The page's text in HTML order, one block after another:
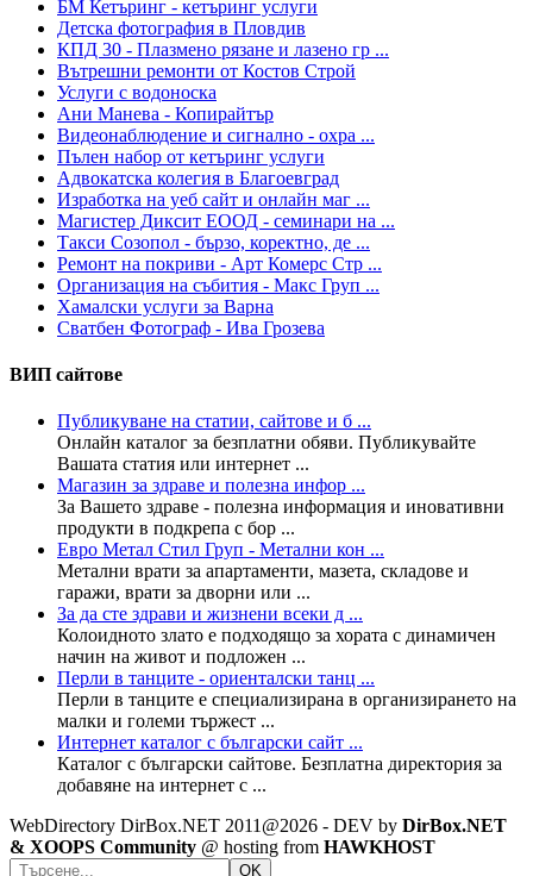
БМ Кетъринг - кетъринг услуги
Детска фотография в Пловдив
КПД 30 - Плазмено рязане и лазено гр ...
Вътрешни ремонти от Костов Строй
Услуги с водоноска
Ани Манева - Копирайтър
Видеонаблюдение и сигнално - охра ...
Пълен набор от кетъринг услуги
Адвокатска колегия в Благоевград
Изработка на уеб сайт и онлайн маг ...
Магистер Диксит ЕООД - семинари на ...
Такси Созопол - бързо, коректно, де ...
Ремонт на покриви - Арт Комерс Стр ...
Oрганизация на събития - Макс Груп ...
Хамалски услуги за Варна
Сватбен Фотограф - Ива Грозева
ВИП сайтове
Публикуване на статии, сайтове и б ...
Онлайн каталог за безплатни обяви. Публикувайте
Вашата статия или интернет ...
Магазин за здраве и полезна инфор ...
За Вашето здраве - полезна информация и иновативни
продукти в подкрепа с бор ...
Евро Метал Стил Груп - Метални кон ...
Метални врати за апартаменти, мазета, складове и
гаражи, врати за дворни или ...
За да сте здрави и жизнени всеки д ...
Колoидното злато е подходящо за хората с динамичен
начин на живот и подложен ...
Перли в танците - ориенталски танц ...
Перли в танците е специализирана в организирането на
малки и големи тържест ...
Интернет каталог с български сайт ...
Каталог с български сайтове. Безплатна директория за
добавяне на интернет с ...
WebDirectory DirBox.NET 2011@2026 - DEV by DirBox.NET
& XOOPS Community @ hosting from HAWKHOST
OK